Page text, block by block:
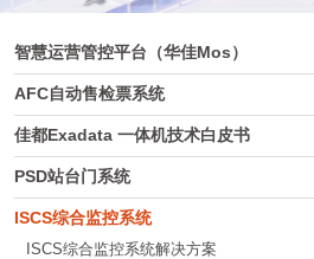
智慧运营管控平台（华佳Mos）
AFC自动售检票系统
佳都Exadata 一体机技术白皮书
PSD站台门系统
ISCS综合监控系统
ISCS综合监控系统解决方案